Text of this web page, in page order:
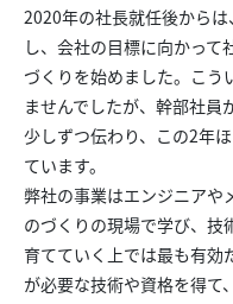
2020年の社長就任後から
し、会社の目標に向かっ
づくりを始めました。こう
ませんでしたが、幹部社員
少しずつ伝わり、この2年
ています。
弊社の事業はエンジニアや
のづくりの現場で学び、技
育てていく上では最も有効
が必要な技術や資格を得て